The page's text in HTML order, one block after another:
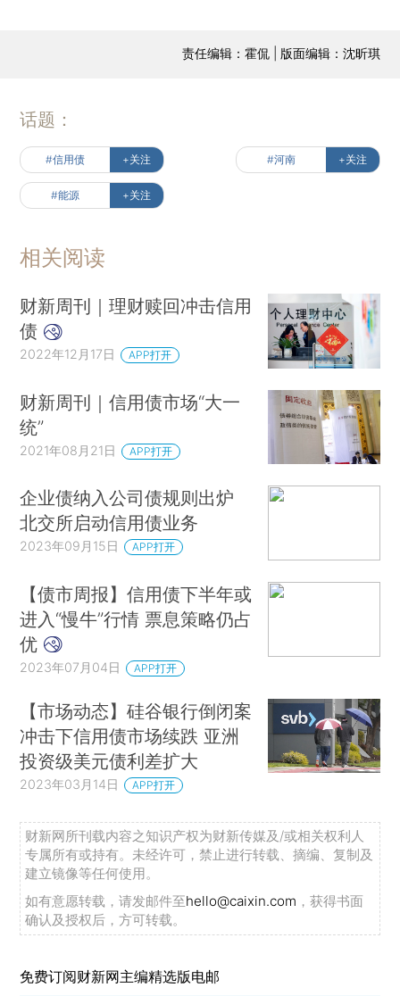
责任编辑：霍侃 | 版面编辑：沈昕琪
话题：
#信用债 +关注 #河南 +关注
#能源 +关注
相关阅读
财新周刊｜理财赎回冲击信用
债
2022年12月17日 APP打开
财新周刊｜信用债市场“大一
统”
2021年08月21日 APP打开
企业债纳入公司债规则出炉
北交所启动信用债业务
2023年09月15日 APP打开
【债市周报】信用债下半年或
进入“慢牛”行情 票息策略仍占
优
2023年07月04日 APP打开
【市场动态】硅谷银行倒闭案
冲击下信用债市场续跌 亚洲
投资级美元债利差扩大
2023年03月14日 APP打开
财新网所刊载内容之知识产权为财新传媒及/或相关权利人
专属所有或持有。未经许可，禁止进行转载、摘编、复制及
建立镜像等任何使用。
如有意愿转载，请发邮件至hello@caixin.com ，获得书面
确认及授权后，方可转载。
免费订阅财新网主编精选版电邮